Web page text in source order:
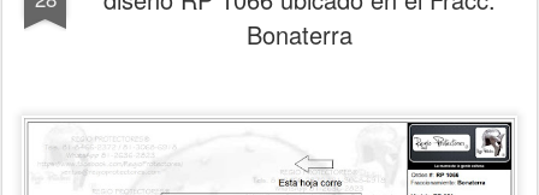
Bonaterra